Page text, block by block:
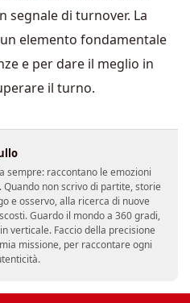
segnale di turnover. La
elemento fondamentale
e per dare il meglio in
il turno.
sempre: raccontano le emozioni
non scrivo di partite, storie
e osservo, alla ricerca di nuove
Guardo il mondo a 360 gradi,
verticale. Faccio della precisione
missione, per raccontare ogni